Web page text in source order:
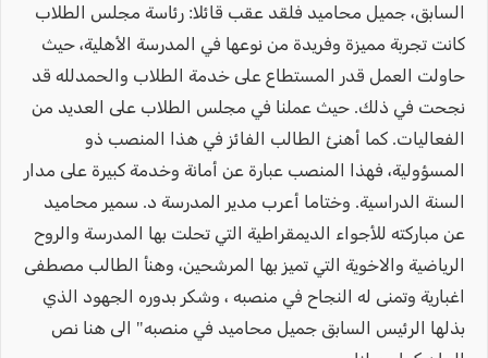
السابق، جميل محاميد فلقد عقب قائلا: رئاسة مجلس الطلاب
كانت تجربة مميزة وفريدة من نوعها في المدرسة الأهلية، حيث
حاولت العمل قدر المستطاع على خدمة الطلاب والحمدلله قد
نجحت في ذلك. حيث عملنا في مجلس الطلاب على العديد من
الفعاليات. كما أهنئ الطالب الفائز في هذا المنصب ذو
المسؤولية، فهذا المنصب عبارة عن أمانة وخدمة كبيرة على مدار
السنة الدراسية. وختاما أعرب مدير المدرسة د. سمير محاميد
عن مباركته للأجواء الديمقراطية التي تحلت بها المدرسة والروح
الرياضية والاخوية التي تميز بها المرشحين، وهنأ الطالب مصطفى
اغبارية وتمنى له النجاح في منصبه ، وشكر بدوره الجهود الذي
بذلها الرئيس السابق جميل محاميد في منصبه" الى هنا نص